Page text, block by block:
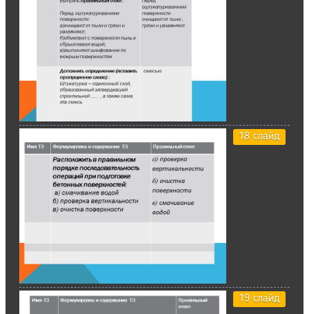
18 слайд
19 слайд